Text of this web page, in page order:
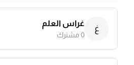
غ
غراس العلم
0مشترك